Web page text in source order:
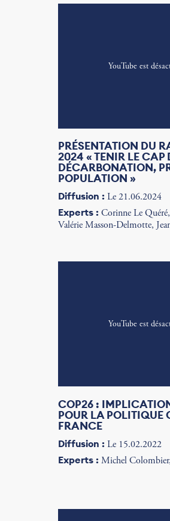
YouTube est
PRÉSENTATION DU
2024 « TENIR LE CAP
DÉCARBONATION,
POPULATION »
Diffusion : Le 21.06.2024
Experts : Corinne Le
Valérie Masson-Delmotte,
YouTube est
COP26 :
POUR LA POLITIQUE
FRANCE
Diffusion : Le 15.02.2022
Experts : Michel